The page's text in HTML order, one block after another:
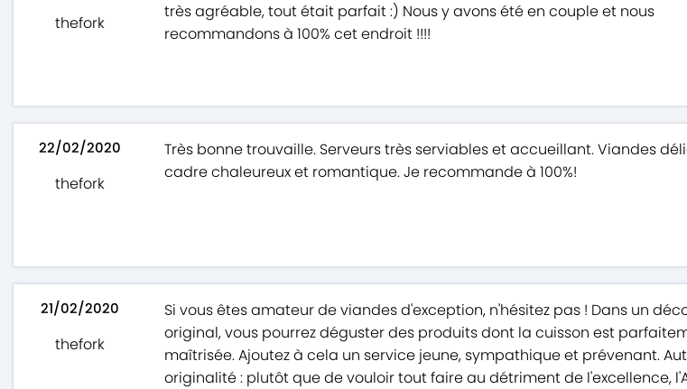
thefork
très agréable, tout était parfait :) Nous y avons été en couple et nous
recommandons à 100% cet endroit !!!!
22/02/2020
thefork
Très bonne trouvaille. Serveurs très serviables et accueillant. Viandes
cadre chaleureux et romantique. Je recommande à 100%!
21/02/2020
thefork
Si vous êtes amateur de viandes d'exception, n'hésitez pas ! Dans un
original, vous pourrez déguster des produits dont la cuisson est
maîtrisée. Ajoutez à cela un service jeune, sympathique et prévenant.
originalité : plutôt que de vouloir tout faire au détriment de l'excellence,